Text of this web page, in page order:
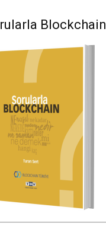
Blockchain